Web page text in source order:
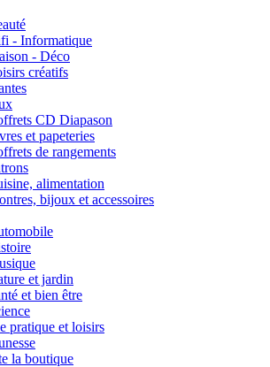
- Informatique
- Déco
créatifs
CD Diapason
et papeteries
de rangements
alimentation
bijoux et accessoires
et jardin
et bien être
pratique et loisirs
la boutique